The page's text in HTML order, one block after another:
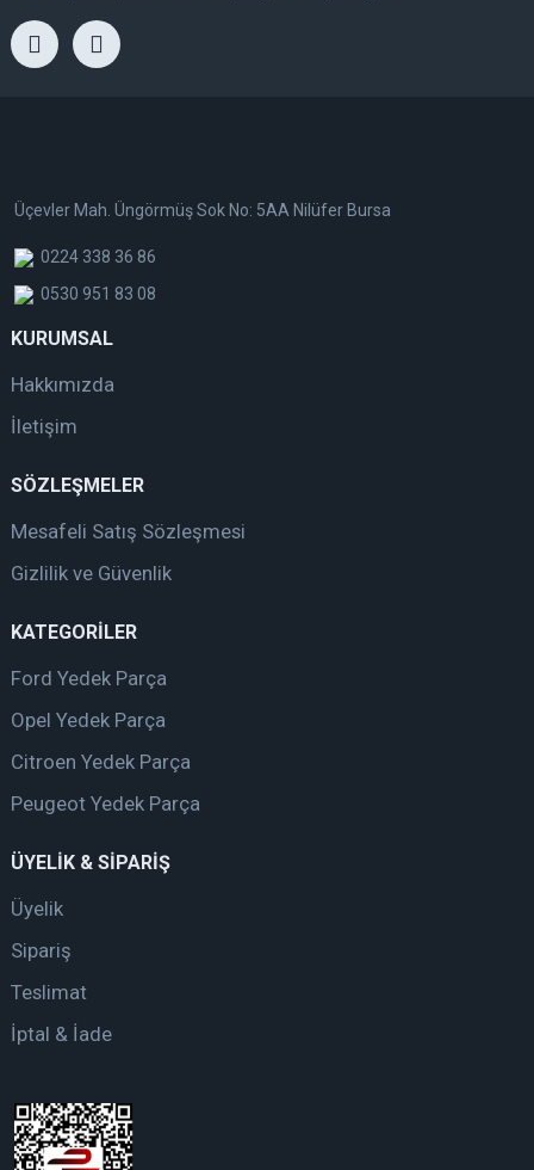
Üçevler Mah. Üngörmüş Sok No: 5AA Nilüfer Bursa
0224 338 36 86
0530 951 83 08
KURUMSAL
Hakkımızda
İletişim
SÖZLEŞMELER
Mesafeli Satış Sözleşmesi
Gizlilik ve Güvenlik
KATEGORİLER
Ford Yedek Parça
Opel Yedek Parça
Citroen Yedek Parça
Peugeot Yedek Parça
ÜYELİK & SİPARİŞ
Üyelik
Sipariş
Teslimat
İptal & İade